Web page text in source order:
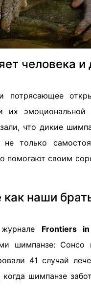
человека и
потрясающее
их эмоциональной
что дикие
не только
помогают своим
наши
Frontiers
шимпанзе:
41 случай
шимпанзе